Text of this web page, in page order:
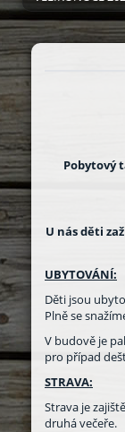
Pobytový
U nás děti
UBYTOVÁNÍ:
Děti jsou
Plně se
V budově je
pro případ
STRAVA:
Strava je
druhá večeře.